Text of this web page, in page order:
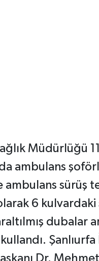
Müdürlüğü
ambulans
ambulans sürüş
6
dubalar
Dr.